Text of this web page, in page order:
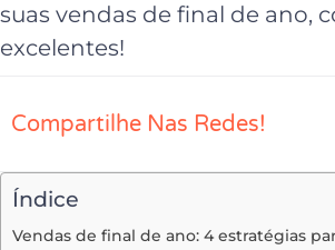
suas vendas de final de ano,
excelentes!
Compartilhe Nas Redes!
Índice
Vendas de final de ano: 4 estratégias